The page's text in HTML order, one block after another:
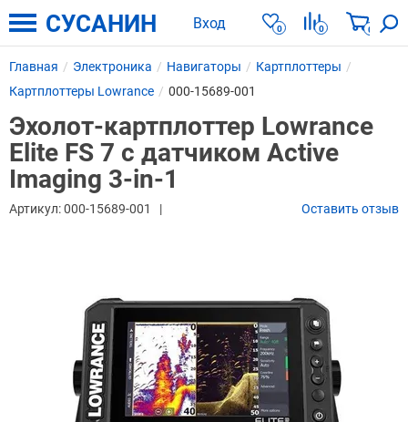
Вход 0 0 0
СУСАНИН
Главная Электроника Навигаторы
Картплоттеры
Картплоттеры Lowrance
000-15689-001
Эхолот-картплоттер Lowrance
Elite FS 7 с датчиком Active
Imaging 3-in-1
Артикул:000-15689-001 Оставить отзыв